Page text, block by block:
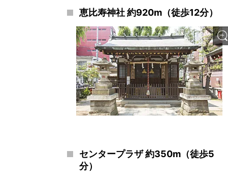
恵比寿神社 約920m（徒歩12分）
センタープラザ 約350m（徒歩5
分）